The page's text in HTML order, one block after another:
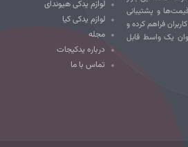
و پشتیبانی
فراهم کرده و
یک واسط قابل
لوازم یدکی هیوندای
لوازم یدکی کیا
مجله
درباره یدکیجات
تماس با ما